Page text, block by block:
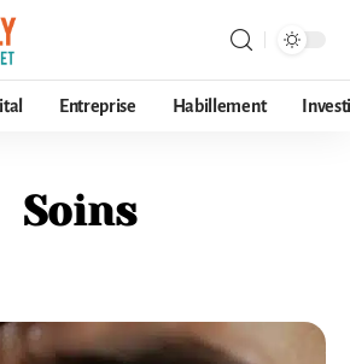
Entreprise Habillement
Soins